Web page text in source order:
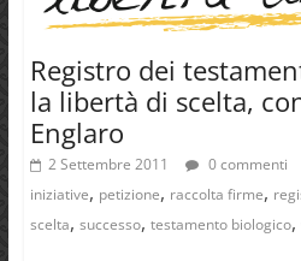
Registro dei
la libertà di scelta,
Englaro
2 Settembre 2011 0 commenti
iniziative, petizione, raccolta firme,
scelta, successo, testamento biologico,